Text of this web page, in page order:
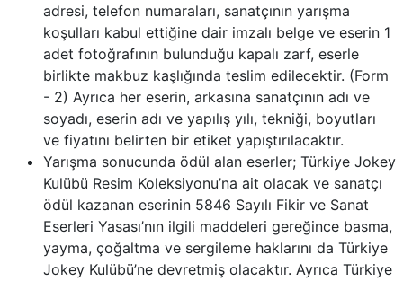
adresi, telefon numaraları, sanatçının yarışma
koşulları kabul ettiğine dair imzalı belge ve eserin 1
adet fotoğrafının bulunduğu kapalı zarf, eserle
birlikte makbuz kaşlığında teslim edilecektir. (Form
- 2) Ayrıca her eserin, arkasına sanatçının adı ve
soyadı, eserin adı ve yapılış yılı, tekniği, boyutları
ve fiyatını belirten bir etiket yapıştırılacaktır.
Yarışma sonucunda ödül alan eserler; Türkiye Jokey
Kulübü Resim Koleksiyonu’na ait olacak ve sanatçı
ödül kazanan eserinin 5846 Sayılı Fikir ve Sanat
Eserleri Yasası’nın ilgili maddeleri gereğince basma,
yayma, çoğaltma ve sergileme haklarını da Türkiye
Jokey Kulübü’ne devretmiş olacaktır. Ayrıca Türkiye